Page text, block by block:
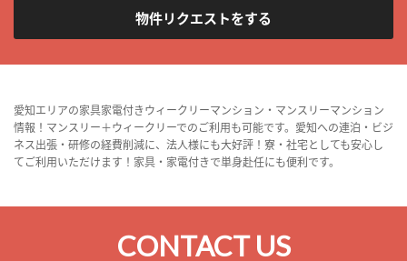
物件リクエストをする
愛知エリアの家具家電付きウィークリーマンション・マンスリーマンション
情報！マンスリー＋ウィークリーでのご利用も可能です。愛知への連泊・ビジ
ネス出張・研修の経費削減に、法人様にも大好評！寮・社宅としても安心し
てご利用いただけます！家具・家電付きで単身赴任にも便利です。
CONTACT US